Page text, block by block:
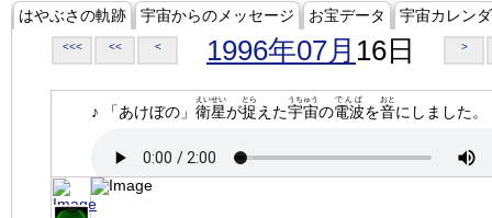
はやぶさの軌跡 宇宙からのメッセージ お宝データ 宇宙カレン
<<< << < 1996年07月 16日 >
♪ 「あけぼの」 衛星
えいせい
が捉
とら
えた宇宙
うちゅう
の電波
でんぱ
を音
おと
にしました。